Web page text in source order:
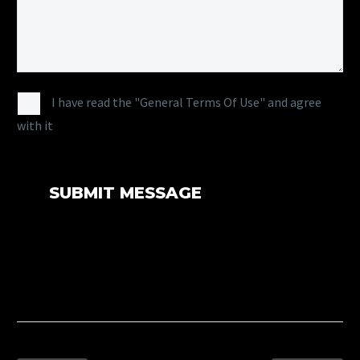
I have read the "General Terms Of Use" and agree
with it